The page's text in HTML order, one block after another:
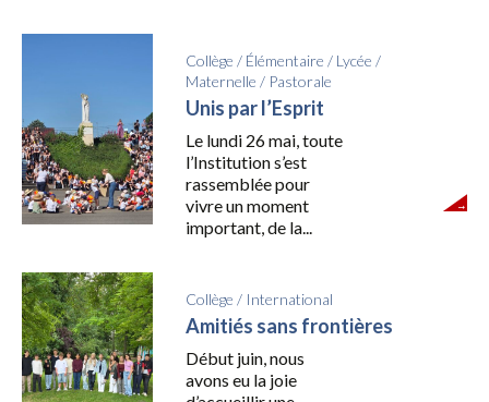
Collège / Élémentaire / Lycée /
Maternelle / Pastorale
Unis par l’Esprit
Le lundi 26 mai, toute
l’Institution s’est
rassemblée pour
vivre un moment
important, de la...
Collège / International
Amitiés sans frontières
Début juin, nous
avons eu la joie